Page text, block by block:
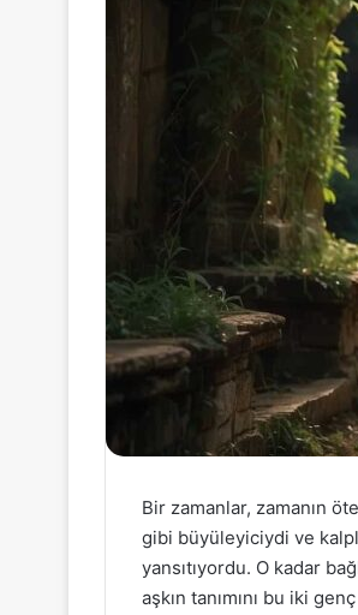
Bir zamanlar, zamanın
gibi büyüleyiciydi ve
yansıtıyordu. O kadar
aşkın tanımını bu iki